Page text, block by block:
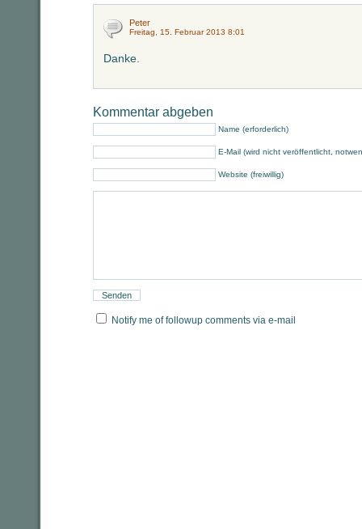
Peter
Freitag, 15. Februar 2013 8:01
Danke.
Kommentar abgeben
Name (erforderlich)
E-Mail (wird nicht veröffentlicht,
Website (freiwillig)
Notify me of followup comments via e-mail